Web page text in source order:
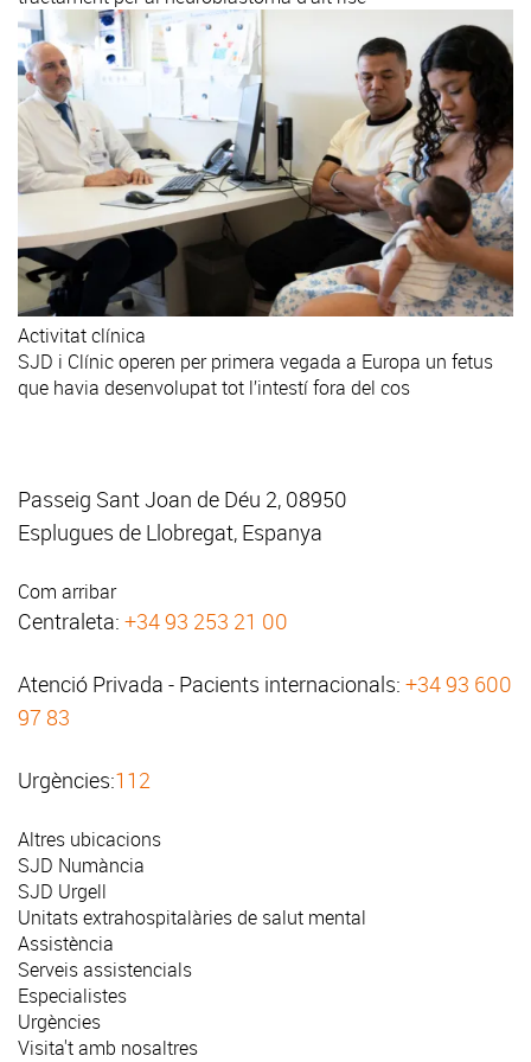
Activitat clínica
SJD i Clínic operen per primera vegada a Europa un fetus
que havia desenvolupat tot l’intestí fora del cos
Passeig Sant Joan de Déu 2, 08950
Esplugues de Llobregat, Espanya
Com arribar
Centraleta: +34 93 253 21 00
Atenció Privada - Pacients internacionals: +34 93 600
97 83
Urgències:112
Altres ubicacions
SJD Numància
SJD Urgell
Unitats extrahospitalàries de salut mental
Assistència
Serveis assistencials
Especialistes
Urgències
Visita't amb nosaltres